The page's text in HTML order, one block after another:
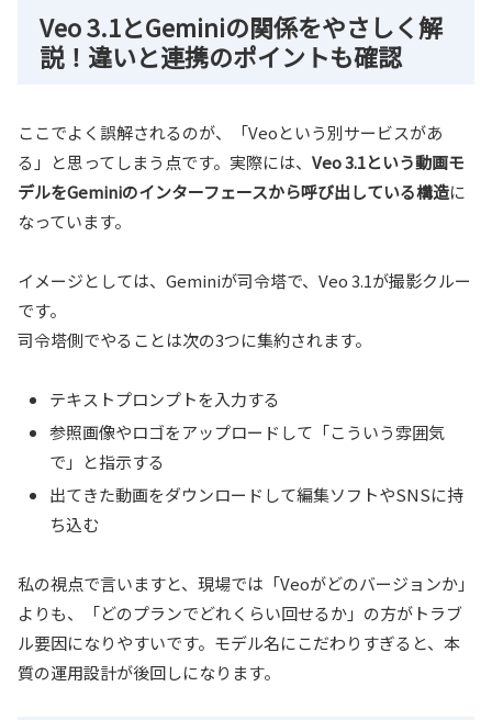
Veo 3.1とGeminiの関係をやさしく解
説！違いと連携のポイントも確認
ここでよく誤解されるのが、「Veoという別サービスがあ
る」と思ってしまう点です。実際には、 Veo 3.1という動画モ
デルをGeminiのインターフェースから呼び出している構造に
なっています。
イメージとしては、Geminiが司令塔で、Veo 3.1が撮影クルー
です。
司令塔側でやることは次の3つに集約されます。
テキストプロンプトを入力する
参照画像やロゴをアップロードして「こういう雰囲気
で」と指示する
出てきた動画をダウンロードして編集ソフトやSNSに持
ち込む
私の視点で言いますと、現場では「Veoがどのバージョンか」
よりも、「どのプランでどれくらい回せるか」の方がトラブ
ル要因になりやすいです。モデル名にこだわりすぎると、本
質の運用設計が後回しになります。